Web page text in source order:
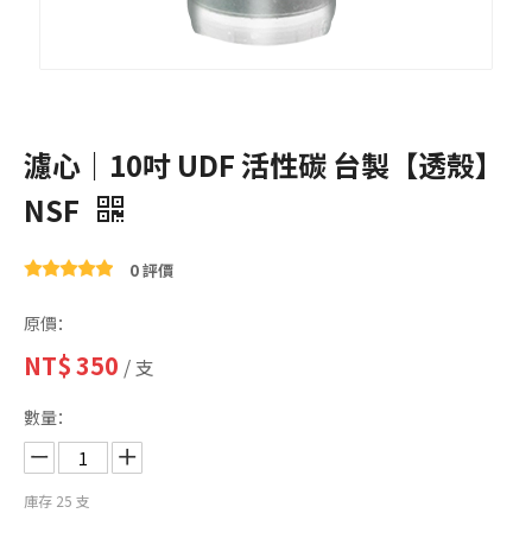
濾心｜10吋 UDF 活性碳 台製【透殼】
NSF
0 評價
原價：
NT$350 / 支
數量：
庫存 25 支